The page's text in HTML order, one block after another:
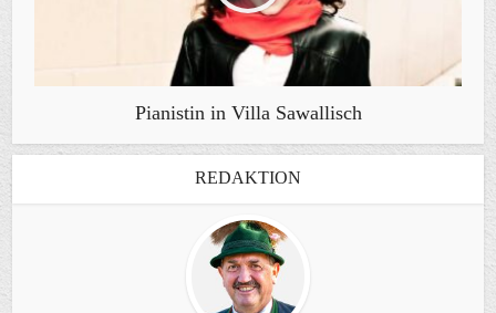
Pianistin in Villa Sawallisch
REDAKTION